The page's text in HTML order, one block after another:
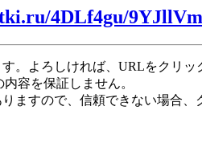
4DLf4gu/
す。よろしければ、URLをクリ
容を保証しません。
ますので、信頼できない場合、